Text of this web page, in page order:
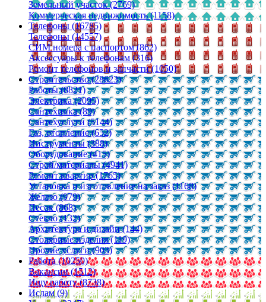
Земельный участок (2769)
Коммерческая недвижимость (1158)
Телефоны (16785)
Телефоны (14557)
СИМ номера с паспортом (862)
Аксессуары к телефонам (316)
Ремонт телефонов и запчасти (1050)
Строительство (28623)
Работы (8821)
Электрика (2095)
Сантехника (89)
Сантехуслуги (5144)
Газ, отопление (652)
Инструменты (388)
Оборудование (415)
Строй/материалы (4941)
Ремонт квартир (1765)
Установка и изготовление на заказ (1168)
Железо (979)
Песок (868)
Стекло (132)
Архитектура и дизайн (144)
Столярные изделия (119)
Прочие услуги (903)
Работа (10250)
Вакансии (1512)
Ищу работу (8738)
Ислам (9)